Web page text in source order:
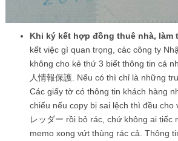
Khi ký kết hợp đồng thuê nhà, làm
kết việc gì quan trọng, các công ty
không cho kẻ thứ 3 biết thông tin cá
人情報保護. Nếu có thì chỉ là những
Các giấy tờ có thông tin khách hàng
chiếu nếu copy bị sai lệch thì đều cho
レッダー rồi bỏ rác, chứ không ai tiếc
memo xong vứt thùng rác cả. Thông